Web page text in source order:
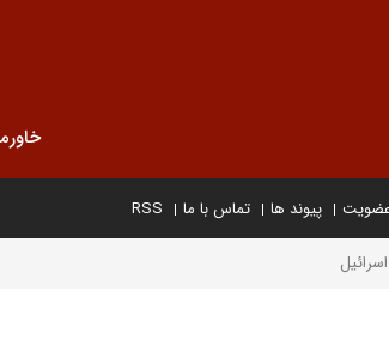
پیوند ها تماس با ما RSS